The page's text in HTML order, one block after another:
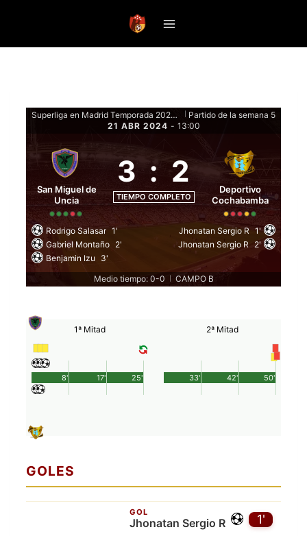
Superliga en Madrid Temporada 2024 - Fase de grupos
Partido de la semana 5
21 ABR 2024 - 13:00
San Miguel de
Uncia
3 : 2
TIEMPO COMPLETO
Deportivo
Cochabamba
Rodrigo Salasar 1'
Gabriel Montaño 2'
Benjamin Izu
3'
Jhonatan Sergio R 1'
Jhonatan Sergio R 2'
Medio tiempo: 0-0 CAMPO B
1ª Mitad
25'
8' 17'
2ª Mitad
50'
33' 42'
GOLES
1'
GOL
Jhonatan Sergio R